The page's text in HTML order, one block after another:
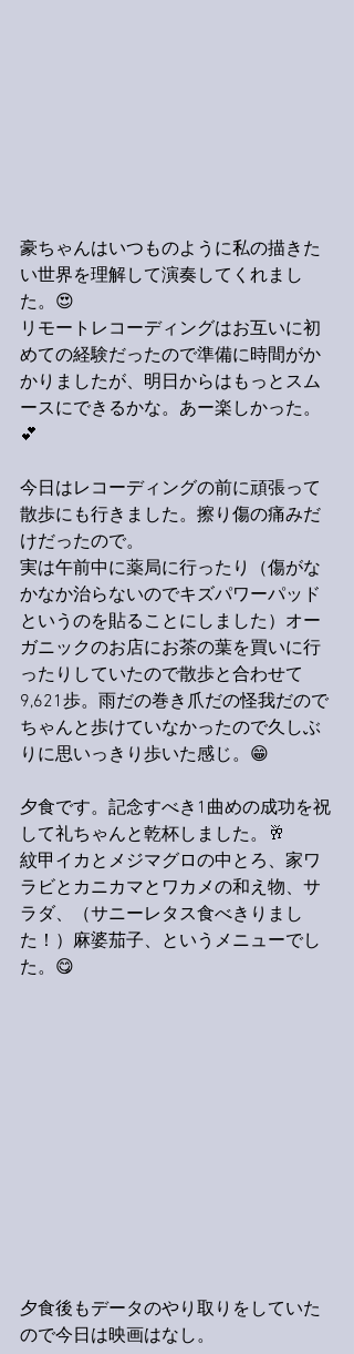
豪ちゃんはいつものように私の描きた
い世界を理解して演奏してくれまし
た。😍
リモートレコーディングはお互いに初
めての経験だったので準備に時間がか
かりましたが、明日からはもっとスム
ースにできるかな。あー楽しかった。
💕
今日はレコーディングの前に頑張って
散歩にも行きました。擦り傷の痛みだ
けだったので。
実は午前中に薬局に行ったり（傷がな
かなか治らないのでキズパワーパッド
というのを貼ることにしました）オー
ガニックのお店にお茶の葉を買いに行
ったりしていたので散歩と合わせて
9,621歩。雨だの巻き爪だの怪我だので
ちゃんと歩けていなかったので久しぶ
りに思いっきり歩いた感じ。😁
夕食です。記念すべき1曲めの成功を祝
して礼ちゃんと乾杯しました。🥂
紋甲イカとメジマグロの中とろ、家ワ
ラビとカニカマとワカメの和え物、サ
ラダ、（サニーレタス食べきりまし
た！）麻婆茄子、というメニューでし
た。😋
夕食後もデータのやり取りをしていた
ので今日は映画はなし。